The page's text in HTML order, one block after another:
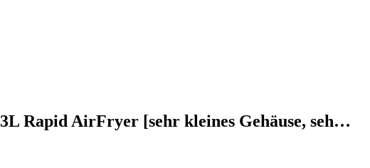
Rapid AirFryer [sehr kleines Gehäuse, seh…